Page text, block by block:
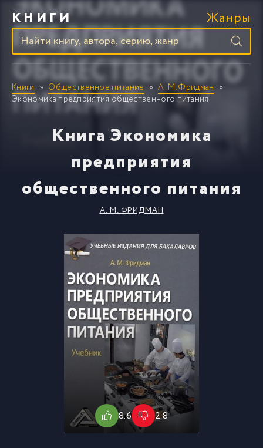
КНИГИ Жанры
Книги Общественное питание
А. М. Фридман
Экономика предприятия общественного питания
Книга Экономика
предприятия
общественного питания
А. М. ФРИДМАН
8.6 2.8